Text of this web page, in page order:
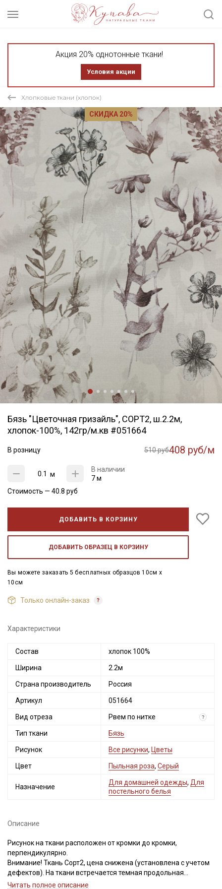
Акция 20% однотонные ткани!
Условия акции
Хлопковые ткани (хлопок)
СКИДКА 20%
Бязь "Цветочная гризайль", СОРТ2, ш.2.2м,
хлопок-100%, 142гр/м.кв #051664
В розницу 510 руб408 руб/м
м
В наличии
7 м
Стоимость — 40.8 руб
ДОБАВИТЬ В КОРЗИНУ
ДОБАВИТЬ ОБРАЗЕЦ В КОРЗИНУ
Вы можете заказать 5 бесплатных образцов 10см x
10см
Только онлайн-заказ
Характеристики
Состав хлопок 100%
Ширина 2.2м
Страна производитель Россия
Артикул 051664
Вид отреза Рвем по нитке ?
Тип ткани Бязь
Рисунок Все рисунки, Цветы
Цвет Пыльная роза, Серый
Назначение
Для домашней одежды, Для
постельного белья
Описание
Рисунок на ткани расположен от кромки до кромки,
перпендикулярно.
Внимание! Ткань Сорт2, цена снижена (установлена с учетом
дефектов). На ткани встречается темная продольная
полоса(см.фото). Также на ткани могут встречаться
Читать полное описание